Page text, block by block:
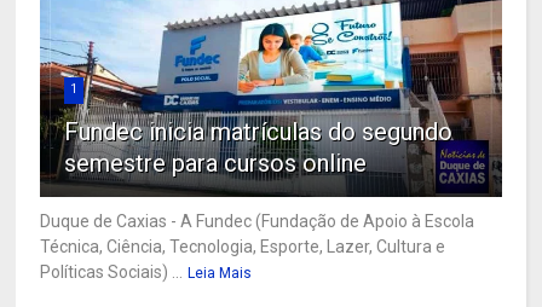
1
Fundec inicia matrículas do segundo
semestre para cursos online
Duque de Caxias - A Fundec (Fundação de Apoio à Escola
Técnica, Ciência, Tecnologia, Esporte, Lazer, Cultura e
Políticas Sociais) ... Leia Mais